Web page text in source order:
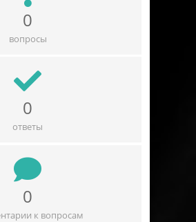
0
вопросы
0
ответы
0
к вопросам